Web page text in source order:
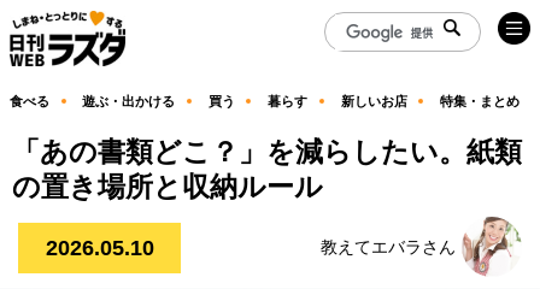
食べる 遊ぶ・出かける 買う 暮らす 新しいお店 特集・まとめ
「あの書類どこ？」を減らしたい。紙類
の置き場所と収納ルール
2026.05.10 教えてエバラさん